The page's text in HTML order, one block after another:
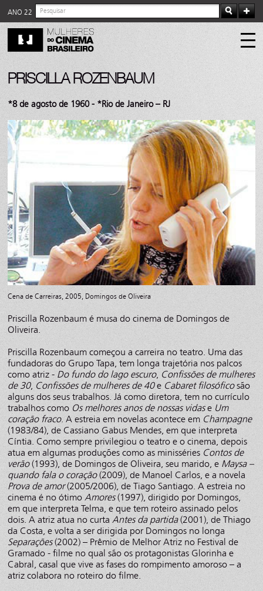
ANO 22
PRISCILLA ROZENBAUM
*8 de agosto de 1960 - *Rio de Janeiro – RJ
Cena de Carreiras, 2005, Domingos de Oliveira
Priscilla Rozenbaum é musa do cinema de Domingos de
Oliveira.
Priscilla Rozenbaum começou a carreira no teatro. Uma das
fundadoras do Grupo Tapa, tem longa trajetória nos palcos
como atriz - Do fundo do lago escuro, Confissões de mulheres
de 30, Confissões de mulheres de 40e Cabaret filosóficosão
alguns dos seus trabalhos. Já como diretora, tem no currículo
trabalhos como Os melhores anos de nossas vidase Um
coração fraco. A estreia em novelas acontece em Champagne
(1983/84), de Cassiano Gabus Mendes, em que interpreta
Cíntia. Como sempre privilegiou o teatro e o cinema, depois
atua em algumas produções como as minisséries Contos de
verão(1993), de Domingos de Oliveira, seu marido, e Maysa –
quando fala o coração(2009), de Manoel Carlos, e a novela
Prova de amor(2005/2006), de Tiago Santiago. A estreia no
cinema é no ótimo Amores(1997), dirigido por Domingos,
em que interpreta Telma, e que tem roteiro assinado pelos
dois. A atriz atua no curtaAntes da partida(2001), de Thiago
da Costa, e volta a ser dirigida por Domingos no longa
Separações(2002) – Prêmio de Melhor Atriz no Festival de
Gramado - filme no qual são os protagonistas Glorinha e
Cabral, casal que vive as fases do rompimento amoroso – a
atriz colabora no roteiro do filme.